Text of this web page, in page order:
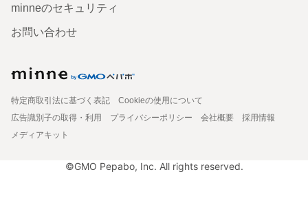
minneのセキュリティ
お問い合わせ
特定商取引法に基づく表記
Cookieの使用について
広告識別子の取得・利用
プライバシーポリシー 会社概要
採用情報
メディアキット
©GMO Pepabo, Inc. All rights reserved.